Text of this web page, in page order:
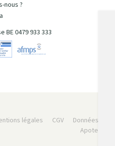
nous ?
BE 0479 933 333
légales CGV Données
Apotekisto